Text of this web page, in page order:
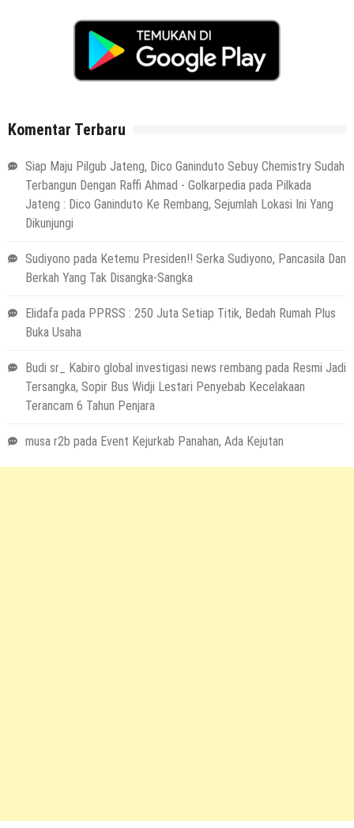
Komentar Terbaru
Siap Maju Pilgub Jateng, Dico Ganinduto Sebuy Chemistry Sudah
Terbangun Dengan Raffi Ahmad - Golkarpedia pada Pilkada
Jateng : Dico Ganinduto Ke Rembang, Sejumlah Lokasi Ini Yang
Dikunjungi
Sudiyono pada Ketemu Presiden!! Serka Sudiyono, Pancasila Dan
Berkah Yang Tak Disangka-Sangka
Elidafa pada PPRSS : 250 Juta Setiap Titik, Bedah Rumah Plus
Buka Usaha
Budi sr_ Kabiro global investigasi news rembang pada Resmi Jadi
Tersangka, Sopir Bus Widji Lestari Penyebab Kecelakaan
Terancam 6 Tahun Penjara
musa r2b pada Event Kejurkab Panahan, Ada Kejutan